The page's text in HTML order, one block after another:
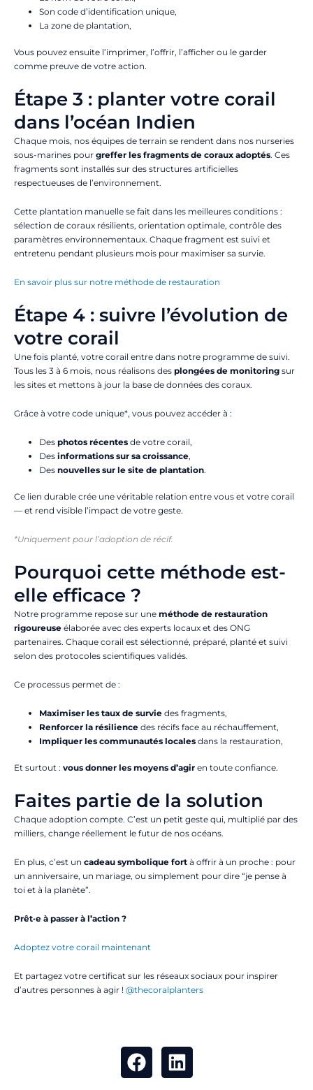
Son code d’identification unique,
La zone de plantation,
Vous pouvez ensuite l’imprimer, l’offrir, l’afficher ou le garder
comme preuve de votre action.
Étape 3 : planter votre corail
dans l’océan Indien
Chaque mois, nos équipes de terrain se rendent dans nos nurseries
sous-marines pour greffer les fragments de coraux adoptés. Ces
fragments sont installés sur des structures artificielles
respectueuses de l’environnement.
Cette plantation manuelle se fait dans les meilleures conditions :
sélection de coraux résilients, orientation optimale, contrôle des
paramètres environnementaux. Chaque fragment est suivi et
entretenu pendant plusieurs mois pour maximiser sa survie.
En savoir plus sur notre méthode de restauration
Étape 4 : suivre l’évolution de
votre corail
Une fois planté, votre corail entre dans notre programme de suivi.
Tous les 3 à 6 mois, nous réalisons des plongées de monitoring sur
les sites et mettons à jour la base de données des coraux.
Grâce à votre code unique*, vous pouvez accéder à :
Des photos récentes de votre corail,
Des informations sur sa croissance,
Des nouvelles sur le site de plantation.
Ce lien durable crée une véritable relation entre vous et votre corail
— et rend visible l’impact de votre geste.
*Uniquement pour l’adoption de récif.
Pourquoi cette méthode est-
elle efficace ?
Notre programme repose sur une méthode de restauration
rigoureuse élaborée avec des experts locaux et des ONG
partenaires. Chaque corail est sélectionné, préparé, planté et suivi
selon des protocoles scientifiques validés.
Ce processus permet de :
Maximiser les taux de survie des fragments,
Renforcer la résilience des récifs face au réchauffement,
Impliquer les communautés locales dans la restauration,
Et surtout : vous donner les moyens d’agir en toute confiance.
Faites partie de la solution
Chaque adoption compte. C’est un petit geste qui, multiplié par des
milliers, change réellement le futur de nos océans.
En plus, c’est un cadeau symbolique fort à offrir à un proche : pour
un anniversaire, un mariage, ou simplement pour dire “je pense à
toi et à la planète”.
Prêt·e à passer à l’action ?
Adoptez votre corail maintenant
Et partagez votre certificat sur les réseaux sociaux pour inspirer
d’autres personnes à agir ! @thecoralplanters